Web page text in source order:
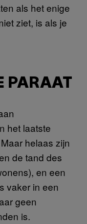
als het enige
ziet, is als je
PARAAT
het laatste
helaas zijn
de tand des
en een
vaker in een
geen
is.